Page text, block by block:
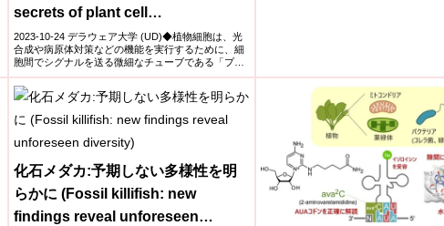
secrets of plant cell
communication)
2023-10-24 デラウェア大学 (UD)◆植物細胞は、光
合成や病原体対策などの機能を実行するために、細
胞間でシグナルを送る微細なチューブである「プラ
ズモデ...
化石メダカ:予期しない多様性を明
らかに (Fossil killifish: new
findings reveal unforeseen